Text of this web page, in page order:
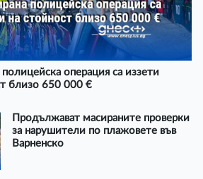
операция са иззети
близо 650 000 €
Продължават масираните проверки
за нарушители по плажовете във
Варненско